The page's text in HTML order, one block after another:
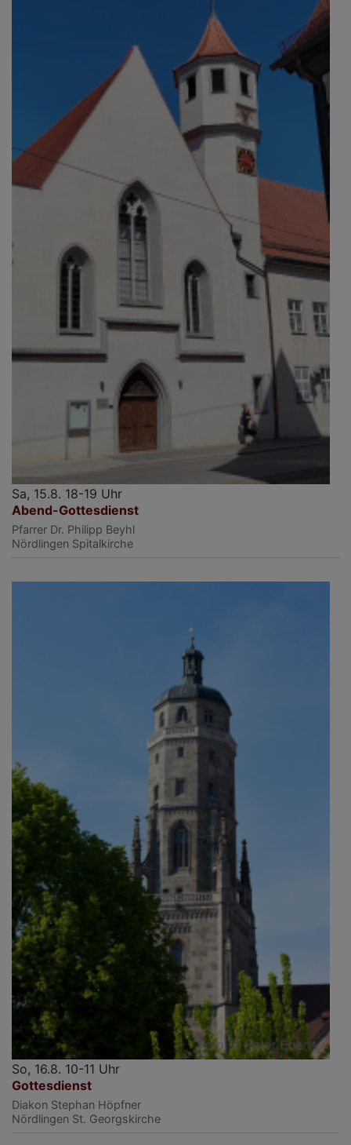
Sa, 15.8. 18-19 Uhr
Abend-Gottesdienst
Pfarrer Dr. Philipp Beyhl
Nördlingen Spitalkirche
So, 16.8. 10-11 Uhr
Gottesdienst
Diakon Stephan Höpfner
Nördlingen St. Georgskirche